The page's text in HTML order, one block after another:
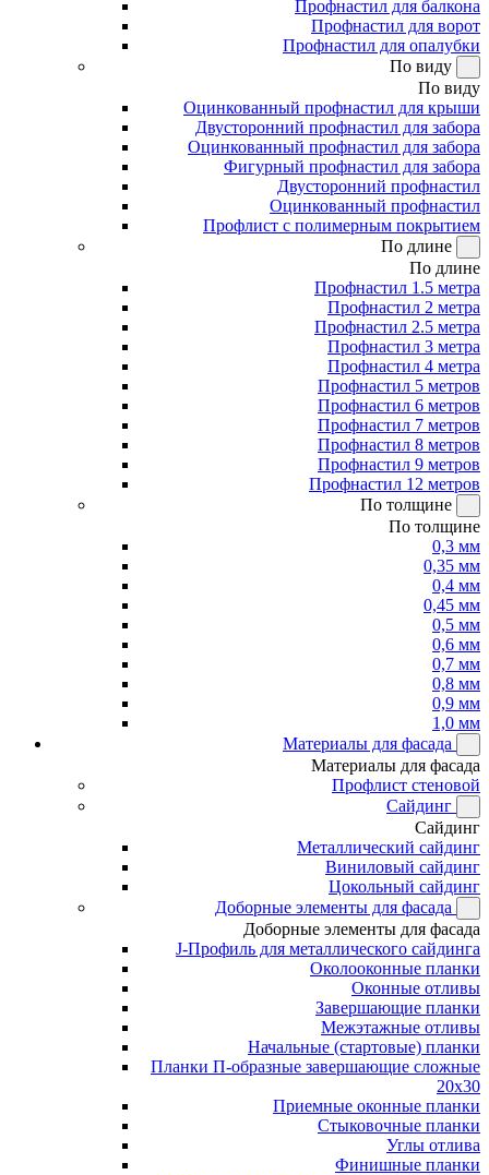
Профнастил для балкона
Профнастил для ворот
Профнастил для опалубки
По виду
По виду
Оцинкованный профнастил для крыши
Двусторонний профнастил для забора
Оцинкованный профнастил для забора
Фигурный профнастил для забора
Двусторонний профнастил
Оцинкованный профнастил
Профлист с полимерным покрытием
По длине
По длине
Профнастил 1.5 метра
Профнастил 2 метра
Профнастил 2.5 метра
Профнастил 3 метра
Профнастил 4 метра
Профнастил 5 метров
Профнастил 6 метров
Профнастил 7 метров
Профнастил 8 метров
Профнастил 9 метров
Профнастил 12 метров
По толщине
По толщине
0,3 мм
0,35 мм
0,4 мм
0,45 мм
0,5 мм
0,6 мм
0,7 мм
0,8 мм
0,9 мм
1,0 мм
Материалы для фасада
Материалы для фасада
Профлист стеновой
Сайдинг
Сайдинг
Металлический сайдинг
Виниловый сайдинг
Цокольный сайдинг
Доборные элементы для фасада
Доборные элементы для фасада
J-Профиль для металлического сайдинга
Околооконные планки
Оконные отливы
Завершающие планки
Межэтажные отливы
Начальные (стартовые) планки
Планки П-образные завершающие сложные
20x30
Приемные оконные планки
Стыковочные планки
Углы отлива
Финишные планки